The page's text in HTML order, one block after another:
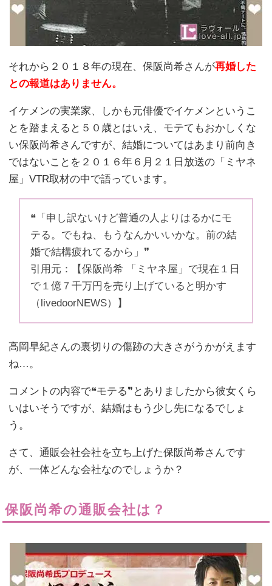
それから２０１８年の現在、保阪尚希さんが再婚した
との報道はありません。
イケメンの実業家、しかも元俳優でイケメンというこ
とを踏まえると５０歳とはいえ、モテてもおかしくな
い保阪尚希さんですが、結婚についてはあまり前向き
ではないことを２０１６年６月２１日放送の「ミヤネ
屋」VTR取材の中で語っています。
❝「申し訳ないけど普通の人よりはるかにモ
テる。でもね、もうなんかいいかな。前の結
婚で結構疲れてるから」❞
引用元：【保阪尚希 「ミヤネ屋」で現在１日
で１億７千万円を売り上げていると明かす
（livedoorNEWS）】
高岡早紀さんの裏切りの傷跡の大きさがうかがえます
ね…。
コメントの内容で❝モテる❞とありましたから彼女くら
いはいそうですが、結婚はもう少し先になるでしょ
う。
さて、通販会社会社を立ち上げた保阪尚希さんです
が、一体どんな会社なのでしょうか？
保阪尚希の通販会社は？